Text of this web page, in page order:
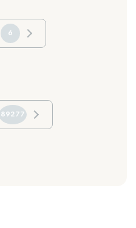
6
89277